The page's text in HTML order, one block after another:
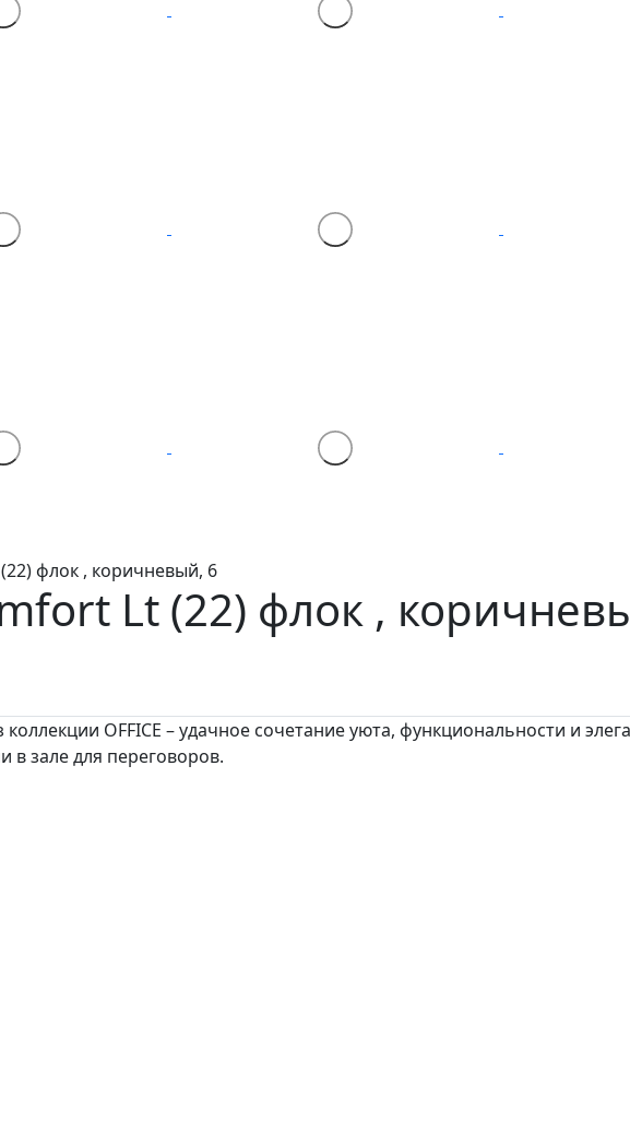
флок , коричневый, 6
Lt (22) флок ,
OFFICE – удачное сочетание уюта, функциональности и
в зале для переговоров.